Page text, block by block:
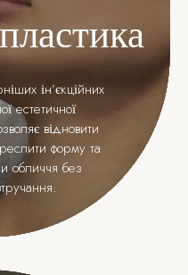
ін’єкційних
естетичної
відновити
форму та
обличчя без